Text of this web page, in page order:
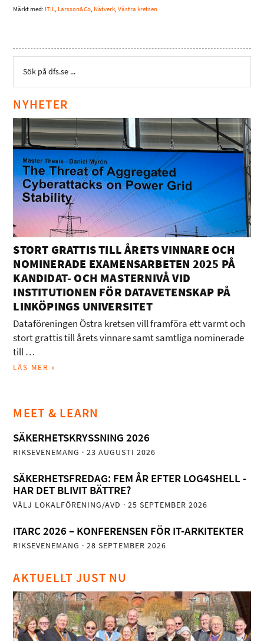
Märkt med: ITIL, Larsson&Co, Nätverk,Västra kretsen
NYHETER
STORT GRATTIS TILL ÅRETS VINNARE OCH
NOMINERADE EXAMENSARBETEN 2025 PÅ
KANDIDAT- OCH MASTERNIVÅ VID
INSTITUTIONEN FÖR DATAVETENSKAP PÅ
LINKÖPINGS UNIVERSITET
Dataföreningen Östra kretsen vill framföra ett varmt och
stort grattis till årets vinnare samt samtliga nominerade
till …
LÄS MER »
MEET & LEARN
SÄKERHETSKRYSSNING 2026
RIKSEVENEMANG · 23 AUGUSTI 2026
SÄKERHETSFREDAG: FEM ÅR EFTER LOG4SHELL -
HAR DET BLIVIT BÄTTRE?
VÄLJ LOKALFÖRENING/AVD · 25 SEPTEMBER 2026
ITARC 2026 – KONFERENSEN FÖR IT-ARKITEKTER
RIKSEVENEMANG · 28 SEPTEMBER 2026
AKTUELLT JUST NU